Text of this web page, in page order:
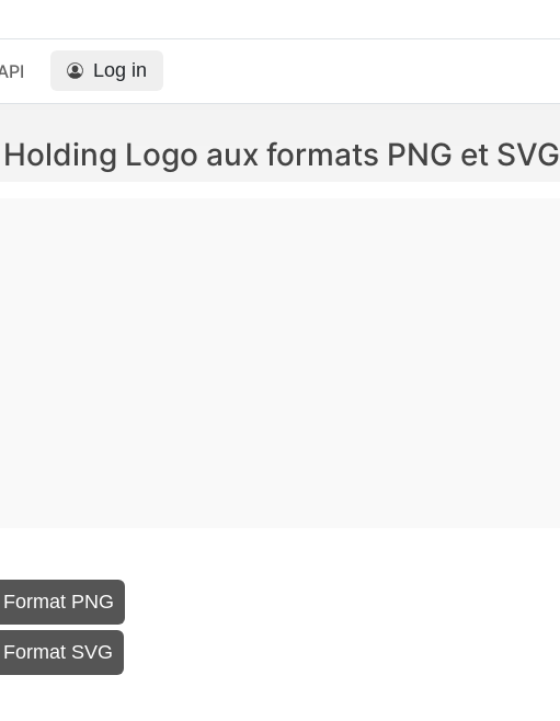
Log in
Logo aux formats PNG et SVG
Format PNG
Format SVG